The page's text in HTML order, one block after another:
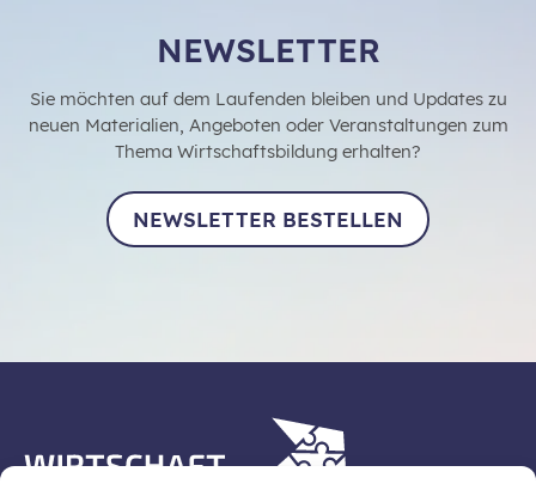
NEWSLETTER
Sie möchten auf dem Laufenden bleiben und Updates zu
neuen Materialien, Angeboten oder Veranstaltungen zum
Thema Wirtschaftsbildung erhalten?
NEWSLETTER BESTELLEN